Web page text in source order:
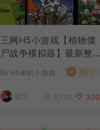
三网H5小游戏【植物僵
尸战争模拟器】最新整
理WIN系服务端+Linux
手工服务端+详细搭建教
程
H5单机小游戏 # 热门
波少 9,739 300